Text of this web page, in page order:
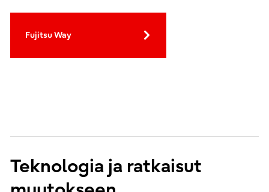
Fujitsu Way
Teknologia ja ratkaisut